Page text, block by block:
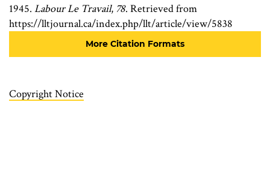
1945. Labour Le Travail, 78. Retrieved from
https://lltjournal.ca/index.php/llt/article/view/5838
More Citation Formats
Copyright Notice